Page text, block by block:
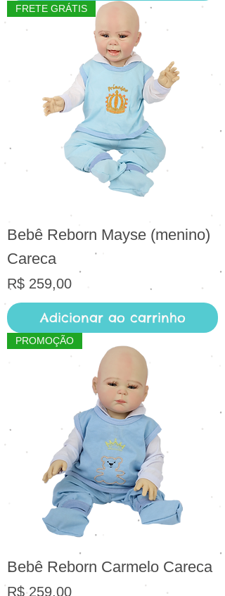
FRETE GRÁTIS
Bebê Reborn Mayse (menino)
Careca
Preço
R$ 259,00
Adicionar ao carrinho
PROMOÇÃO
Bebê Reborn Carmelo Careca
Preço
R$ 259,00